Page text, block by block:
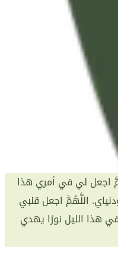
اجعل لي في أمري هذا
اللَّهُمَّ اجعل قلبي
هذا الليل نورًا يهدي